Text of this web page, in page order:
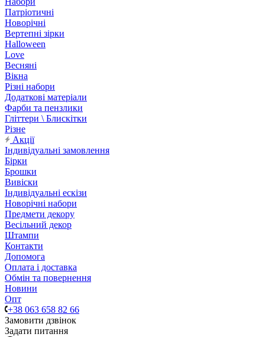
Патріотичні
Новорічні
Вертепні зірки
Halloween
Love
Весняні
Вікна
Різні набори
Додаткові матеріали
Фарби та пензлики
Гліттери \ Блискітки
Різне
Акції
Індивідуальні замовлення
Бірки
Брошки
Вивіски
Індивідуальні ескізи
Новорічні набори
Предмети декору
Весільний декор
Штампи
Контакти
Допомога
Оплата і доставка
Обмін та повернення
Новини
Опт
+38 063 658 82 66
Замовити дзвінок
Задати питання